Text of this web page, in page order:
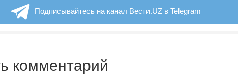
Подписывайтесь на канал Вести.UZ в Telegram
комментарий